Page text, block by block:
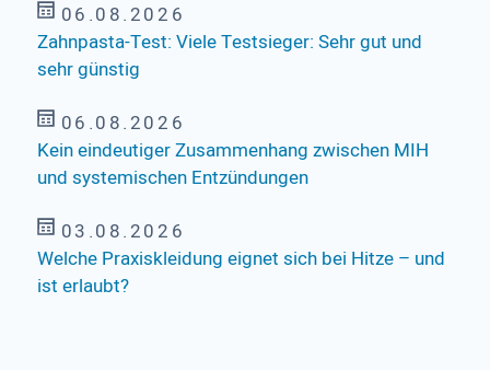
06.08.2026
Zahnpasta-Test: Viele Testsieger: Sehr gut und
sehr günstig
06.08.2026
Kein eindeutiger Zusammenhang zwischen MIH
und systemischen Entzündungen
03.08.2026
Welche Praxiskleidung eignet sich bei Hitze – und
ist erlaubt?